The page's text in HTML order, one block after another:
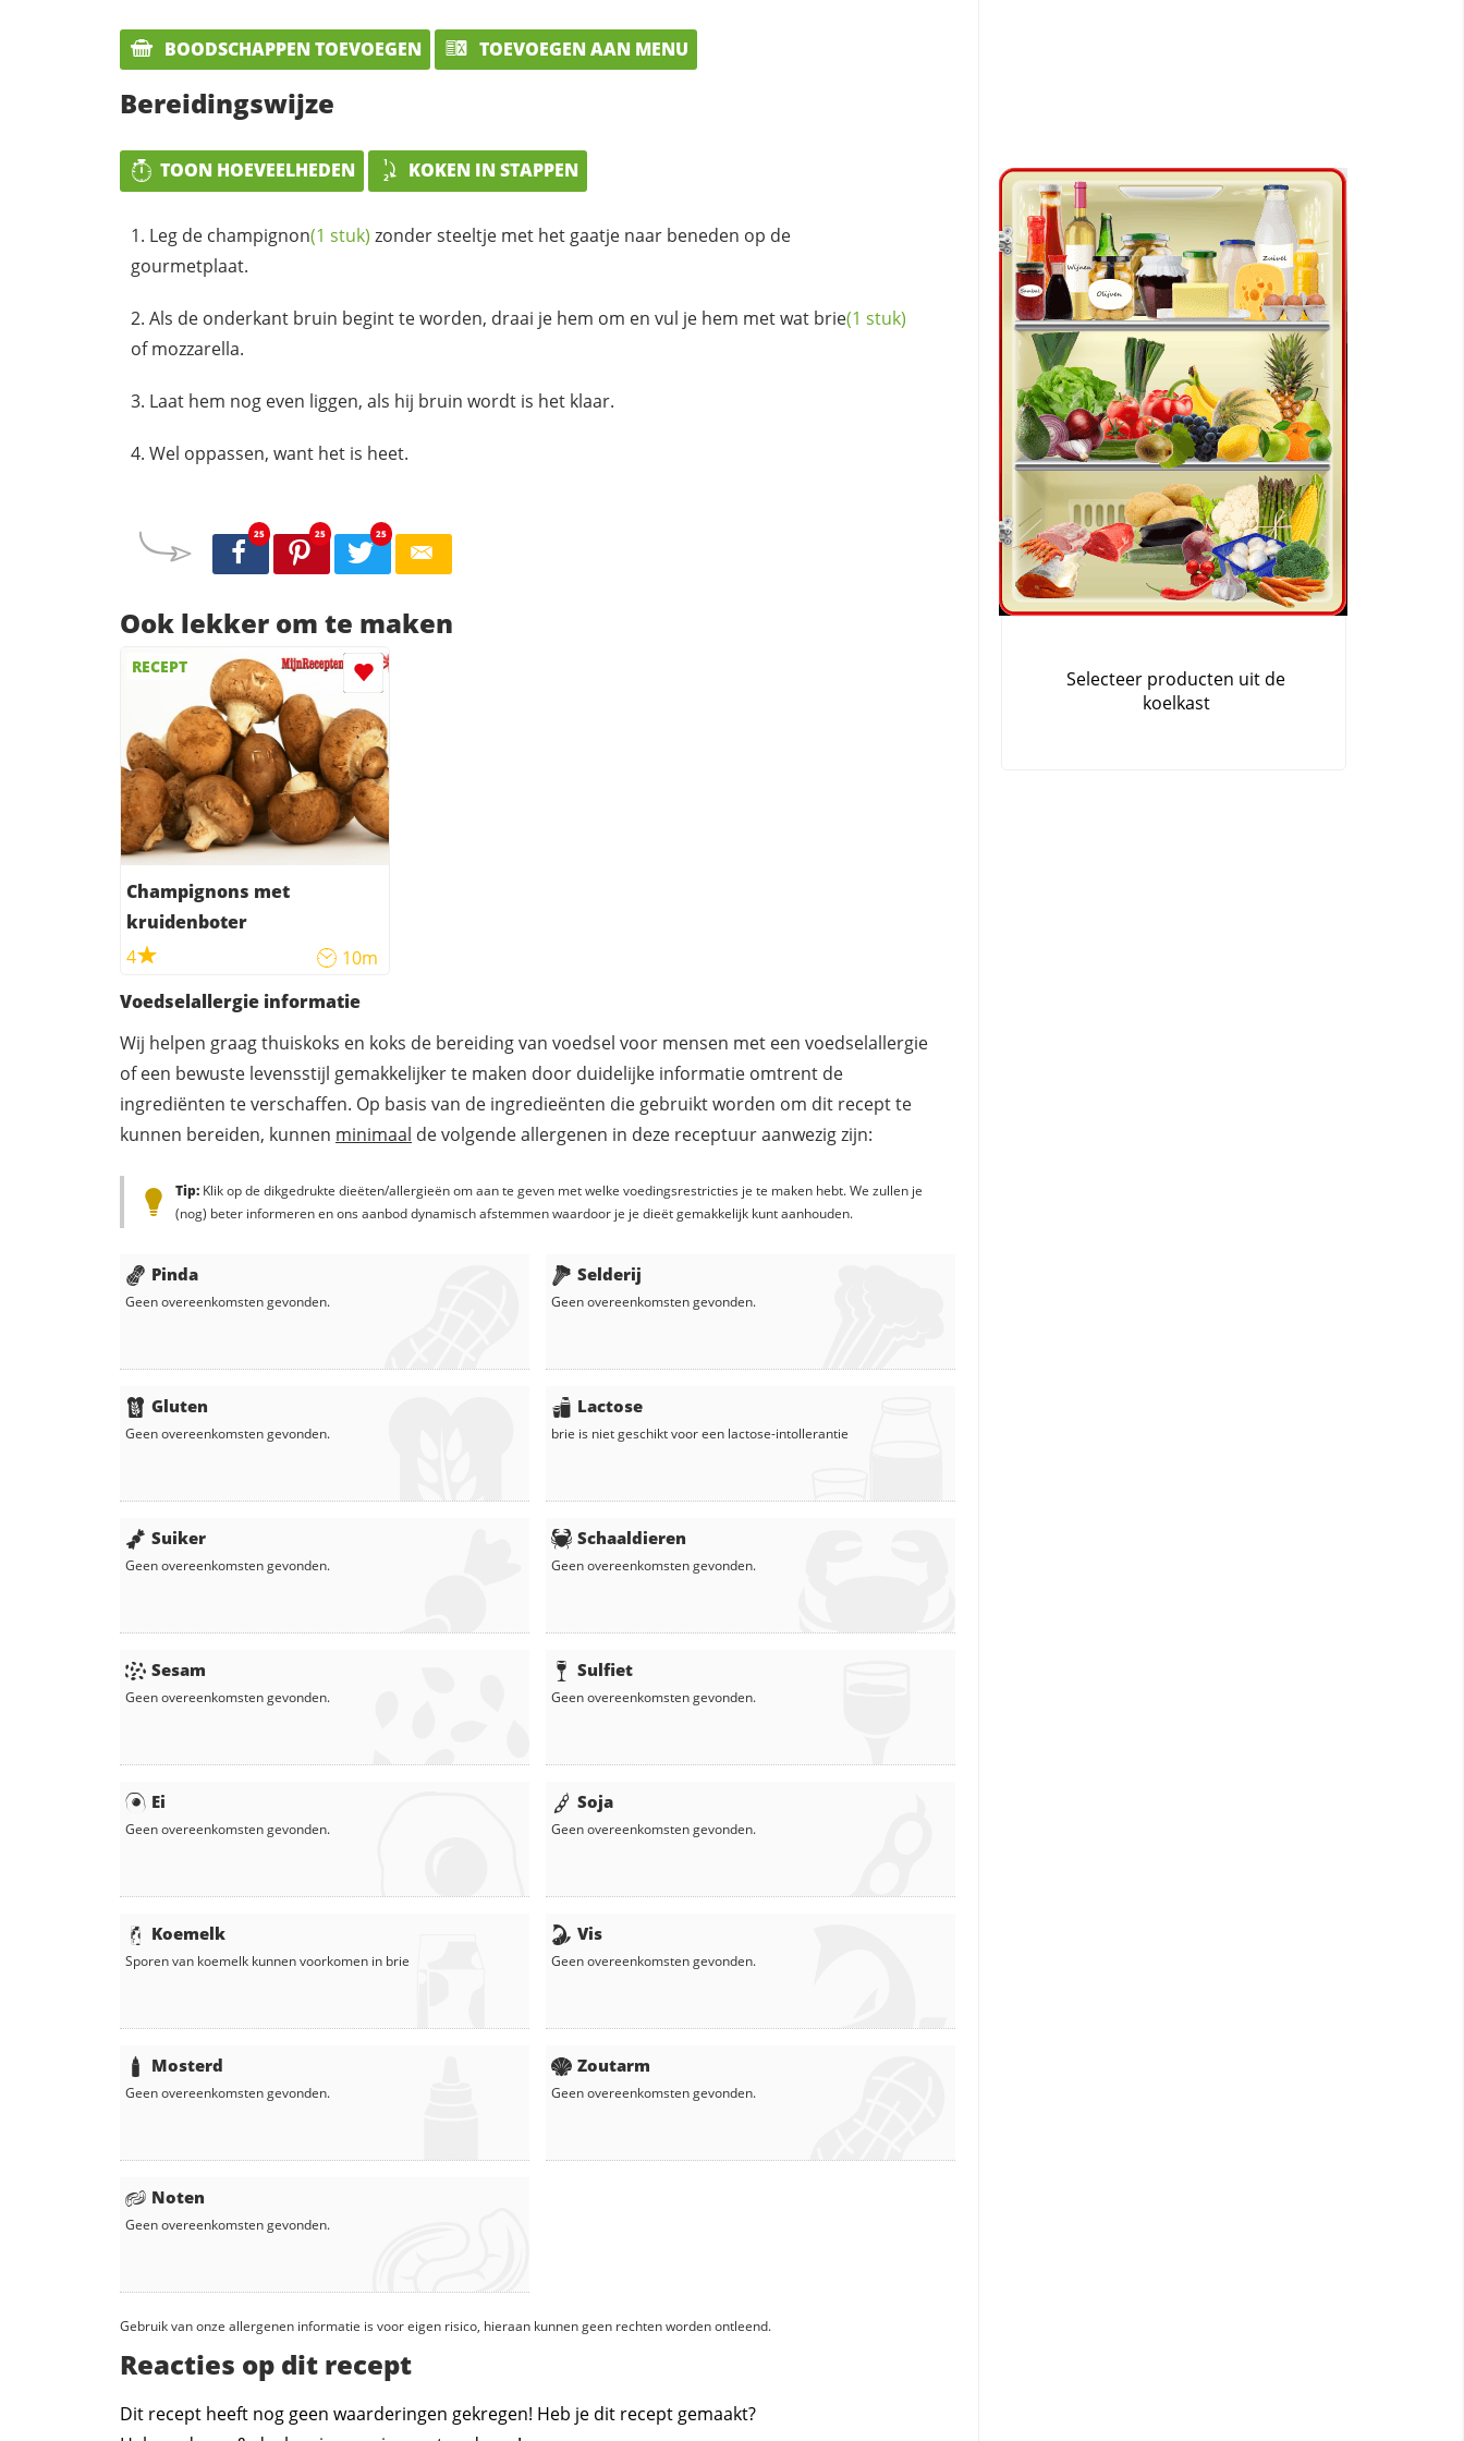
BOODSCHAPPEN TOEVOEGEN TOEVOEGEN AAN MENU
Bereidingswijze
TOON HOEVEELHEDEN KOKEN IN STAPPEN
Leg de champignon(1 stuk) zonder steeltje met het gaatje naar beneden op de
gourmetplaat.
Als de onderkant bruin begint te worden, draai je hem om en vul je hem met wat brie(1 stuk)
of mozzarella.
Laat hem nog even liggen, als hij bruin wordt is het klaar.
Wel oppassen, want het is heet.
25 25 25
Ook lekker om te maken
RECEPT
Champignons met
kruidenboter
4
10m
Voedselallergie informatie
Wij helpen graag thuiskoks en koks de bereiding van voedsel voor mensen met een voedselallergie
of een bewuste levensstijl gemakkelijker te maken door duidelijke informatie omtrent de
ingrediënten te verschaffen. Op basis van de ingredieënten die gebruikt worden om dit recept te
kunnen bereiden, kunnen minimaal de volgende allergenen in deze receptuur aanwezig zijn:
Tip: Klik op de dikgedrukte dieëten/allergieën om aan te geven met welke voedingsrestricties je te maken hebt. We zullen je
(nog) beter informeren en ons aanbod dynamisch afstemmen waardoor je je dieët gemakkelijk kunt aanhouden.
Pinda
Geen overeenkomsten gevonden.
Gluten
Geen overeenkomsten gevonden.
Suiker
Geen overeenkomsten gevonden.
Sesam
Geen overeenkomsten gevonden.
Ei
Geen overeenkomsten gevonden.
Koemelk
Sporen van koemelk kunnen voorkomen in brie
Mosterd
Geen overeenkomsten gevonden.
Noten
Geen overeenkomsten gevonden.
Selderij
Geen overeenkomsten gevonden.
Lactose
brie is niet geschikt voor een lactose-intollerantie
Schaaldieren
Geen overeenkomsten gevonden.
Sulfiet
Geen overeenkomsten gevonden.
Soja
Geen overeenkomsten gevonden.
Vis
Geen overeenkomsten gevonden.
Zoutarm
Geen overeenkomsten gevonden.
Gebruik van onze allergenen informatie is voor eigen risico, hieraan kunnen geen rechten worden ontleend.
Reacties op dit recept
Dit recept heeft nog geen waarderingen gekregen! Heb je dit recept gemaakt?